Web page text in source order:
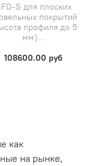
S для плоских
покрытий
профиля до 5
мм)...
108600.00 руб
как
на рынке,